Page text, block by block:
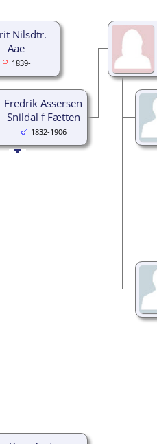
Nilsdtr.
Aae
1839-
Fredrik Assersen
Snildal f Fætten
1832-1906